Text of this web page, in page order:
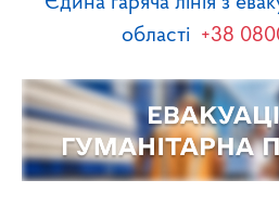
області +38